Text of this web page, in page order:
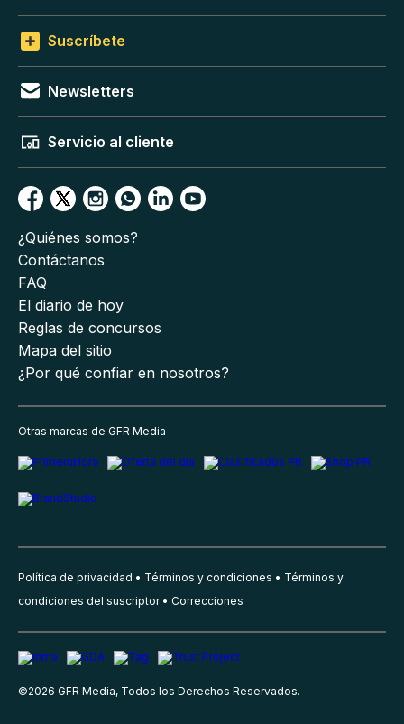
Suscríbete
Newsletters
Servicio al cliente
¿Quiénes somos?
Contáctanos
FAQ
El diario de hoy
Reglas de concursos
Mapa del sitio
¿Por qué confiar en nosotros?
Otras marcas de GFR Media
Política de privacidad Términos y condiciones
Términos y
condiciones del suscriptor
Correcciones
©2026 GFR Media, Todos los Derechos Reservados.